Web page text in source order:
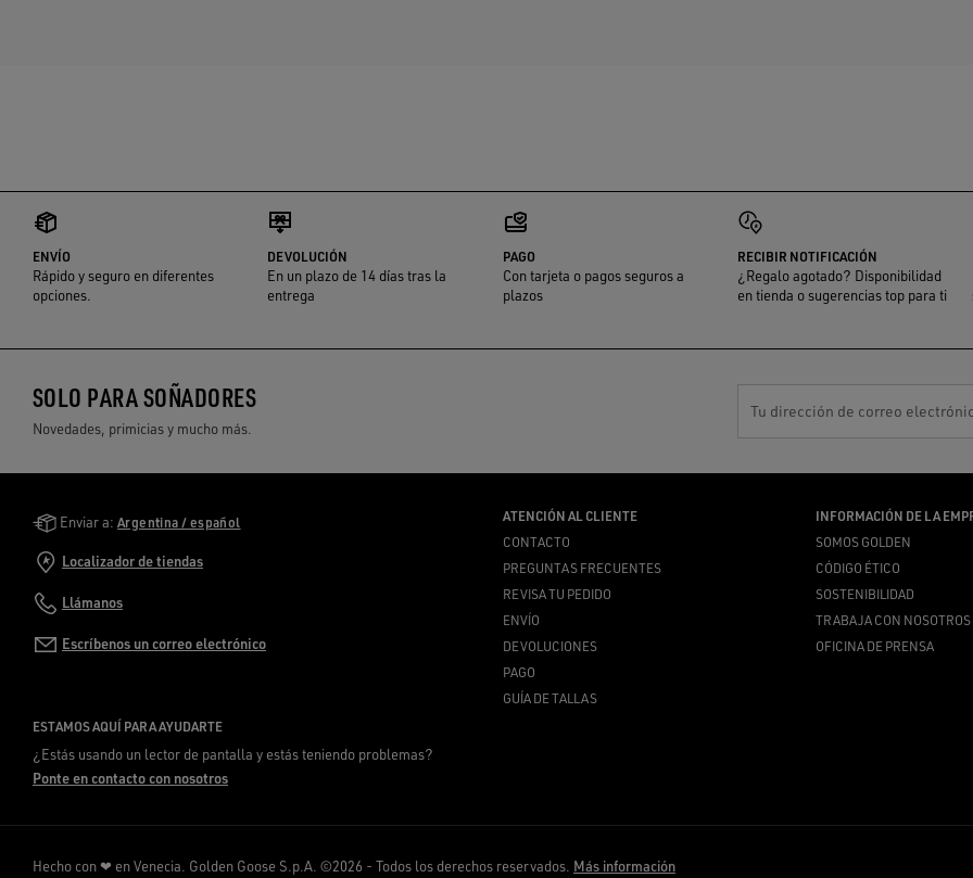
ENVÍO
Rápido y seguro en diferentes
opciones.
DEVOLUCIÓN
En un plazo de 14 días tras la
entrega
PAGO
Con tarjeta o pagos seguros a
plazos
RECIBIR NOTIFICACIÓN
¿Regalo agotado? Disponibilidad
en tienda o sugerencias top para ti
SOLO PARA SOÑADORES
Novedades, primicias y mucho más.
Tu dirección de correo
Golden Goose Services
Enviar a: Argentina / español
Localizador de tiendas
Llámanos
Escríbenos un correo electrónico
ATENCIÓN AL CLIENTE
CONTACTO
PREGUNTAS FRECUENTES
REVISA TU PEDIDO
ENVÍO
DEVOLUCIONES
PAGO
GUÍA DE TALLAS
INFORMACIÓN DE LA
SOMOS GOLDEN
CÓDIGO ÉTICO
SOSTENIBILIDAD
TRABAJA CON NOSOTROS
OFICINA DE PRENSA
ESTAMOS AQUÍ PARA AYUDARTE
¿Estás usando un lector de pantalla y estás teniendo problemas?
Ponte en contacto con nosotros
Hecho con ❤ en Venecia. Golden Goose S.p.A. ©2026 - Todos los derechos reservados. Más información